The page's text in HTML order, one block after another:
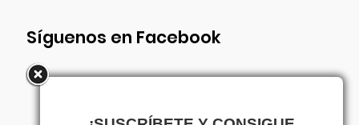
Síguenos en Facebook